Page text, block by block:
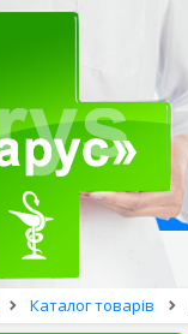
Каталог товарів